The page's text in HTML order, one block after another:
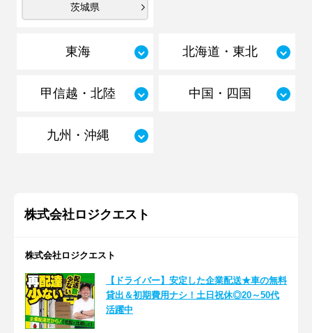
茨城県
東海 北海道・東北
甲信越・北陸 中国・四国
九州・沖縄
株式会社ロジクエスト
株式会社ロジクエスト
【ドライバー】安定した企業配送★車の無料
貸出＆初期費用ナシ！土日祝休◎20～50代
活躍中